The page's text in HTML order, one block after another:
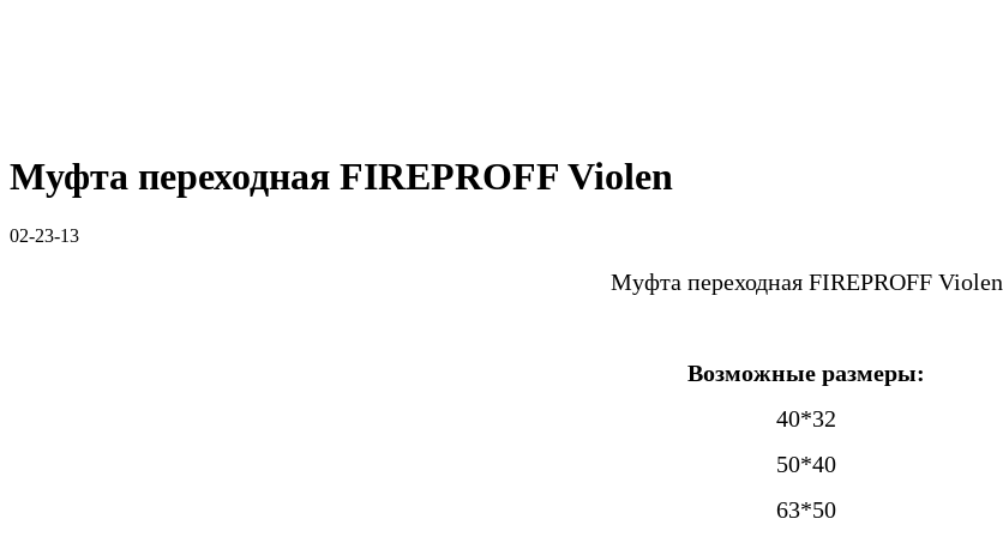
Муфта переходная FIREPROFF Violen
02-23-13
Муфта переходная FIREPROFF Violen
Возможные размеры:
40*32
50*40
63*50